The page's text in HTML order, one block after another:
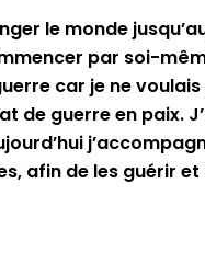
le monde
par soi-
car je ne
de guerre en paix.
afin de les guérir